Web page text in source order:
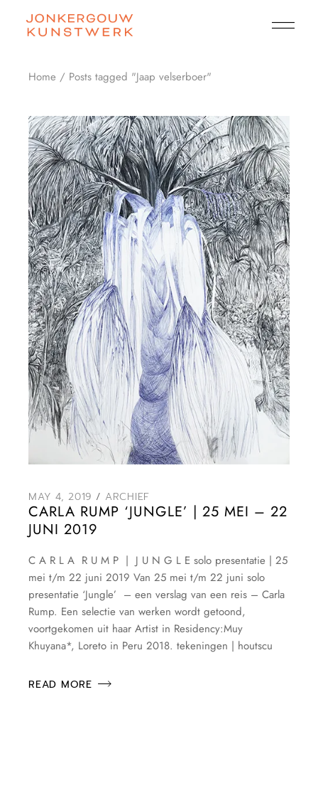
content
Home Posts tagged "Jaap velserboer"
MAY 4, 2019 ARCHIEF
CARLA RUMP ‘JUNGLE’ | 25 MEI – 22
JUNI 2019
C A R L A R U M P | J U N G L E solo presentatie | 25
mei t/m 22 juni 2019 Van 25 mei t/m 22 juni solo
presentatie ‘Jungle’ – een verslag van een reis – Carla
Rump. Een selectie van werken wordt getoond,
voortgekomen uit haar Artist in Residency:Muy
Khuyana*, Loreto in Peru 2018. tekeningen | houtscu
READ MORE